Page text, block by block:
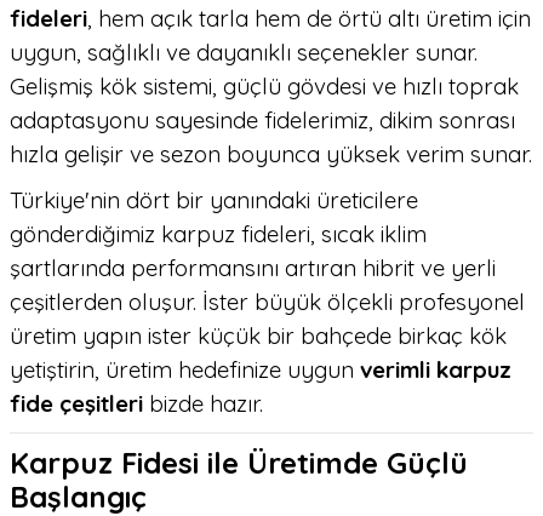
fideleri , hem açık tarla hem de örtü altı üretim için
uygun, sağlıklı ve dayanıklı seçenekler sunar.
Gelişmiş kök sistemi, güçlü gövdesi ve hızlı toprak
adaptasyonu sayesinde fidelerimiz, dikim sonrası
hızla gelişir ve sezon boyunca yüksek verim sunar.
Türkiye'nin dört bir yanındaki üreticilere
gönderdiğimiz karpuz fideleri, sıcak iklim
şartlarında performansını artıran hibrit ve yerli
çeşitlerden oluşur. İster büyük ölçekli profesyonel
üretim yapın ister küçük bir bahçede birkaç kök
yetiştirin, üretim hedefinize uygun verimli karpuz
fide çeşitleri bizde hazır.
Karpuz Fidesi ile Üretimde Güçlü
Başlangıç